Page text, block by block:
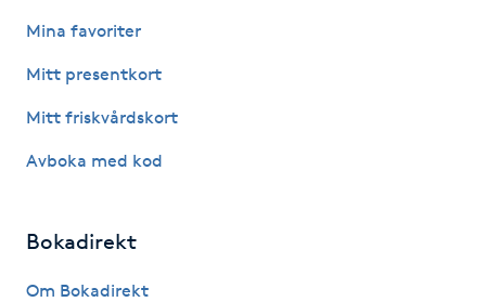
Hälsa
Mina favoriter
Mitt presentkort
Mitt friskvårdskort
Avboka med kod
Bokadirekt
Om Bokadirekt